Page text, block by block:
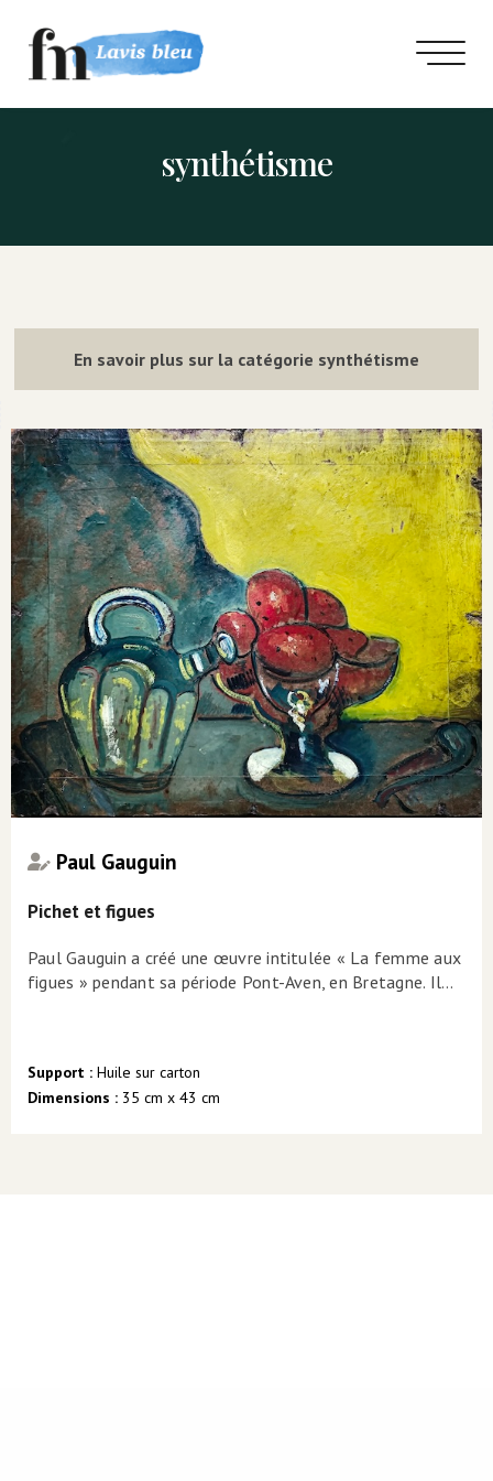
synthétisme
En savoir plus sur la catégorie synthétisme
Paul Gauguin
Pichet et figues
Paul Gauguin a créé une œuvre intitulée « La femme aux
figues » pendant sa période Pont-Aven, en Bretagne. Il…
Support :Huile sur carton
Dimensions : 35 cm x 43 cm